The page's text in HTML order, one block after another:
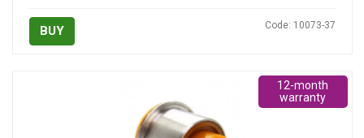
BUY Code: 10073-37
12-month
warranty